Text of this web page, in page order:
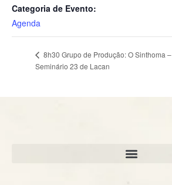
Categoria de Evento:
Agenda
8h30 Grupo de Produção: O Sinthoma –
Seminário 23 de Lacan